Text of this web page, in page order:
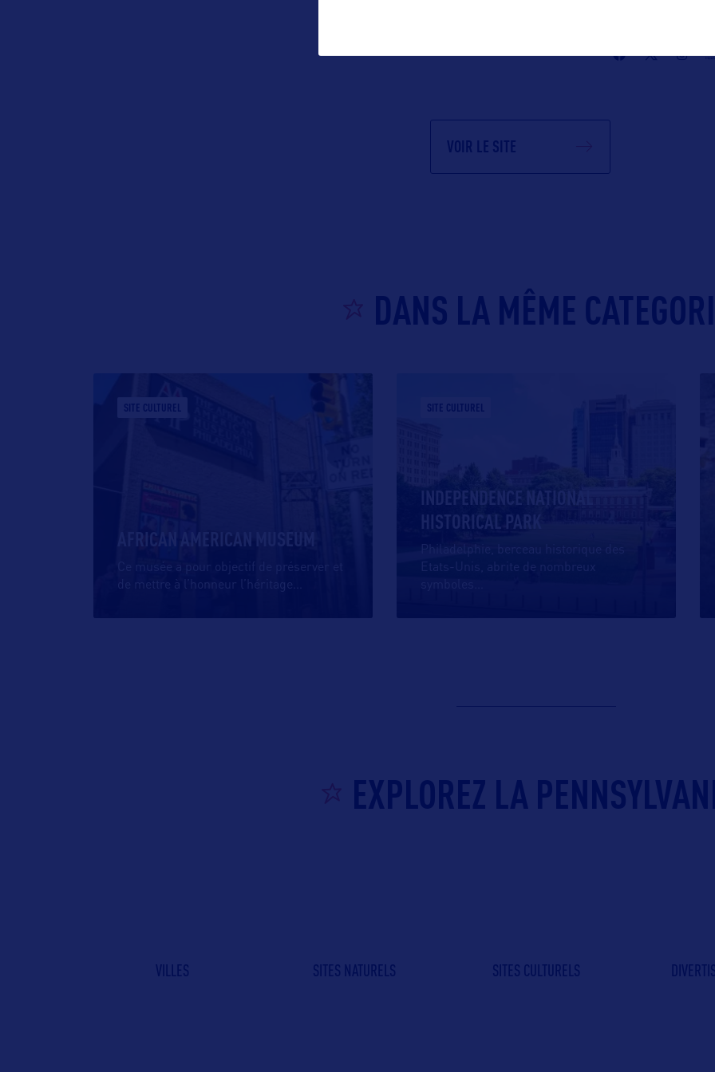
VOIR LE SITE
DANS LA MÊME
SITE CULTUREL
AFRICAN AMERICAN MUSEUM
Ce musée a pour objectif de préserver et
de mettre à l’honneur l’héritage
SITE CULTUREL
INDEPENDENCE NATIONAL
HISTORICAL PARK
Etats-Unis, abrite de nombreux
EXPLOREZ LA
VILLES SITES NATURELS SITES CULTURELS